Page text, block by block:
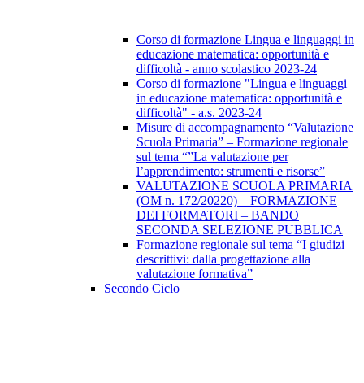
Corso di formazione Lingua e linguaggi in
educazione matematica: opportunità e
difficoltà - anno scolastico 2023-24
Corso di formazione "Lingua e linguaggi
in educazione matematica: opportunità e
difficoltà" - a.s. 2023-24
Misure di accompagnamento “Valutazione
Scuola Primaria” – Formazione regionale
sul tema “”La valutazione per
l’apprendimento: strumenti e risorse”
VALUTAZIONE SCUOLA PRIMARIA
(OM n. 172/20220) – FORMAZIONE
DEI FORMATORI – BANDO
SECONDA SELEZIONE PUBBLICA
Formazione regionale sul tema “I giudizi
descrittivi: dalla progettazione alla
valutazione formativa”
Secondo Ciclo